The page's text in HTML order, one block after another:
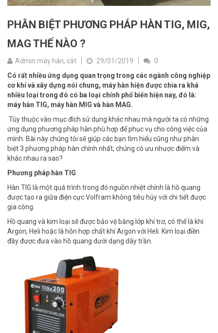
PHÂN BIỆT PHƯƠNG PHÁP HÀN TIG, MIG,
MAG THẾ NÀO ?
Admin máy hàn, cắt 29/01/2019
0
Có rất nhiều ứng dụng quan trọng trong các ngành công nghiệp
cơ khí và xây dựng nói chung, máy hàn hiện được chia ra khá
nhiều loại trong đó có ba loại chính phổ biến hiện nay, đó là:
máy hàn TIG, máy hàn MIG và hàn MAG.
Tùy thuộc vào mục đích sử dụng khác nhau mà người ta có những
ứng dụng phương pháp hàn phù hợp để phục vụ cho công việc của
mình. Bài này chúng tôi sẽ giúp các bạn tìm hiểu cũng như phân
biệt 3 phương pháp hàn chính nhất, chúng có ưu nhược điểm và
khác nhau ra sao?
Phương pháp hàn TIG
Hàn TIG là một quá trình trong đó nguồn nhiệt chính là hồ quang
được tạo ra giữa điện cực Volfram không tiêu hủy với chi tiết được
gia công.
Hồ quang và kim loại sẽ được bảo vệ bằng lớp khí trơ, có thể là khí
Argon, Heli hoặc là hỗn hợp chất khí Argon với Heli. Kim loại điền
đầy được đưa vào hồ quang dưới dạng dây trần.